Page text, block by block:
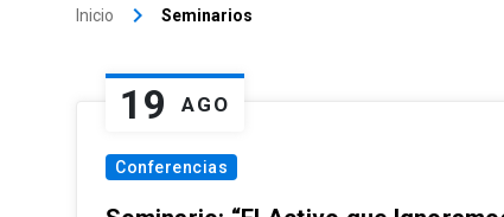
Inicio keyboard_arrow_right Seminarios
19 AGO
Conferencias